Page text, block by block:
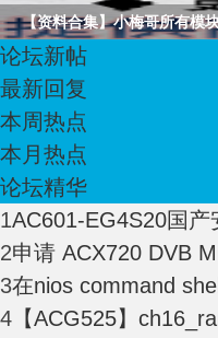
恒
【资料合集】小梅哥所有模
论坛新帖
最新回复
本周热点
本月热点
论坛精华
1AC601-EG4S20国
2申请 ACX720 DVB
3在nios command
4 【ACG525】